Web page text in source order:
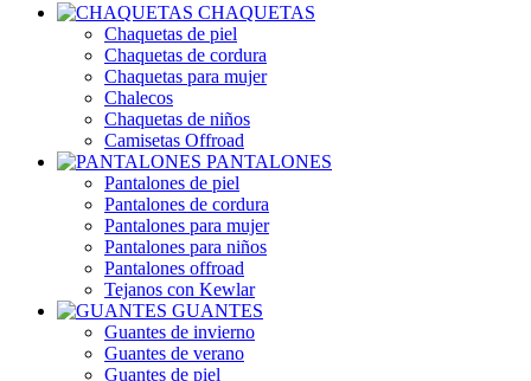
CHAQUETAS
Chaquetas de piel
Chaquetas de cordura
Chaquetas para mujer
Chalecos
Chaquetas de niños
Camisetas Offroad
PANTALONES
Pantalones de piel
Pantalones de cordura
Pantalones para mujer
Pantalones para niños
Pantalones offroad
Tejanos con Kewlar
GUANTES
Guantes de invierno
Guantes de verano
Guantes de piel